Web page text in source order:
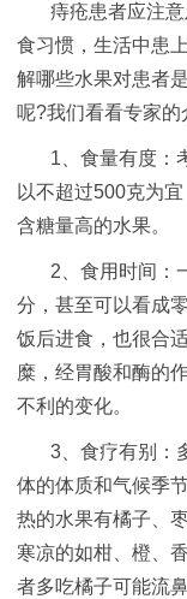
痔疮患者应注
食习惯，生活中患
解哪些水果对患者
呢?我们看看专家的
1、食量有度：
以不超过500克为
含糖量高的水果。
2、食用时间：
分，甚至可以看成
饭后进食，也很合
糜，经胃酸和酶的
不利的变化。
3、食疗有别：
体的体质和气候季
热的水果有橘子、
寒凉的如柑、橙、
者多吃橘子可能流